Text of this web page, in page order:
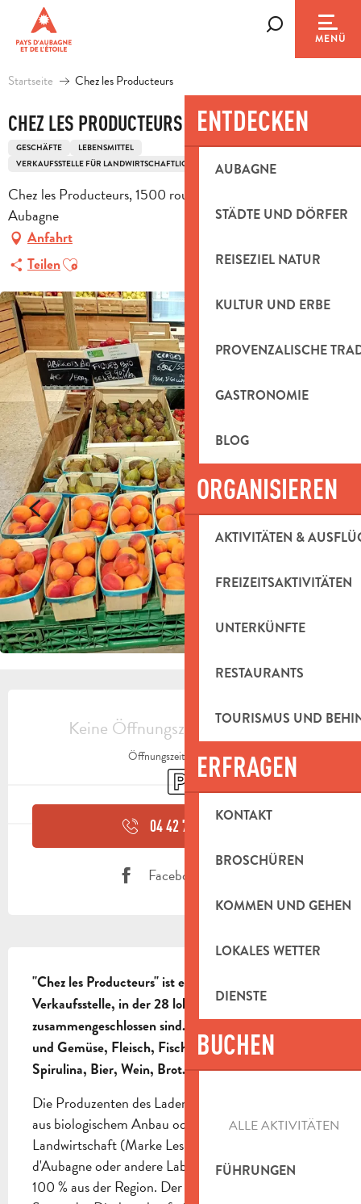
contenu
principal
MENÜ
ENTDECKEN
AUBAGNE
STÄDTE UND DÖRFER
REISEZIEL NATUR
KULTUR UND ERBE
PROVENZALISCHE
GASTRONOMIE
BLOG
ORGANISIEREN
AKTIVITÄTEN &
FREIZEITSAKTIVITÄTEN
UNTERKÜNFTE
RESTAURANTS
TOURISMUS UND
ERFRAGEN
KONTAKT
BROSCHÜREN
KOMMEN UND GEHEN
LOKALES WETTER
DIENSTE
BUCHEN
ALLE AKTIVITÄTEN
FÜHRUNGEN
Startseite Chez les Producteurs
CHEZ LES PRODUCTEURS
GESCHÄFTE
LEBENSMITTEL
VERKAUFSSTELLE FÜR LANDWIRTSCHAFTLICHE ERZEUGER
Chez les Producteurs, 1500 route de Napollon, D96, 13400
Aubagne
Anfahrt
TeilenAjouter aux favoris
ÖFFNUNGSZEITEN &
Keine Öffnungszeiten hinterlegt
Öffnungszeiten ansehen
Parkplatz
04 42 72 04▒▒
Facebook Seite
"Chez les Producteurs" ist eine gemeinschaftliche
Verkaufsstelle, in der 28 lokale Erzeuger
zusammengeschlossen sind. Hier finden Sie Obst
und Gemüse, Fleisch, Fisch, Käse, Honig, Safran,
Spirulina, Bier, Wein, Brot...
Die Produzenten des Ladens bieten Ihnen Produkte
aus biologischem Anbau oder aus nachhaltiger
Landwirtschaft (Marke Les Jardins du Pays
d'Aubagne oder andere Labels) an, und das alles zu
100 % aus der Region. Der Verkauf behält den